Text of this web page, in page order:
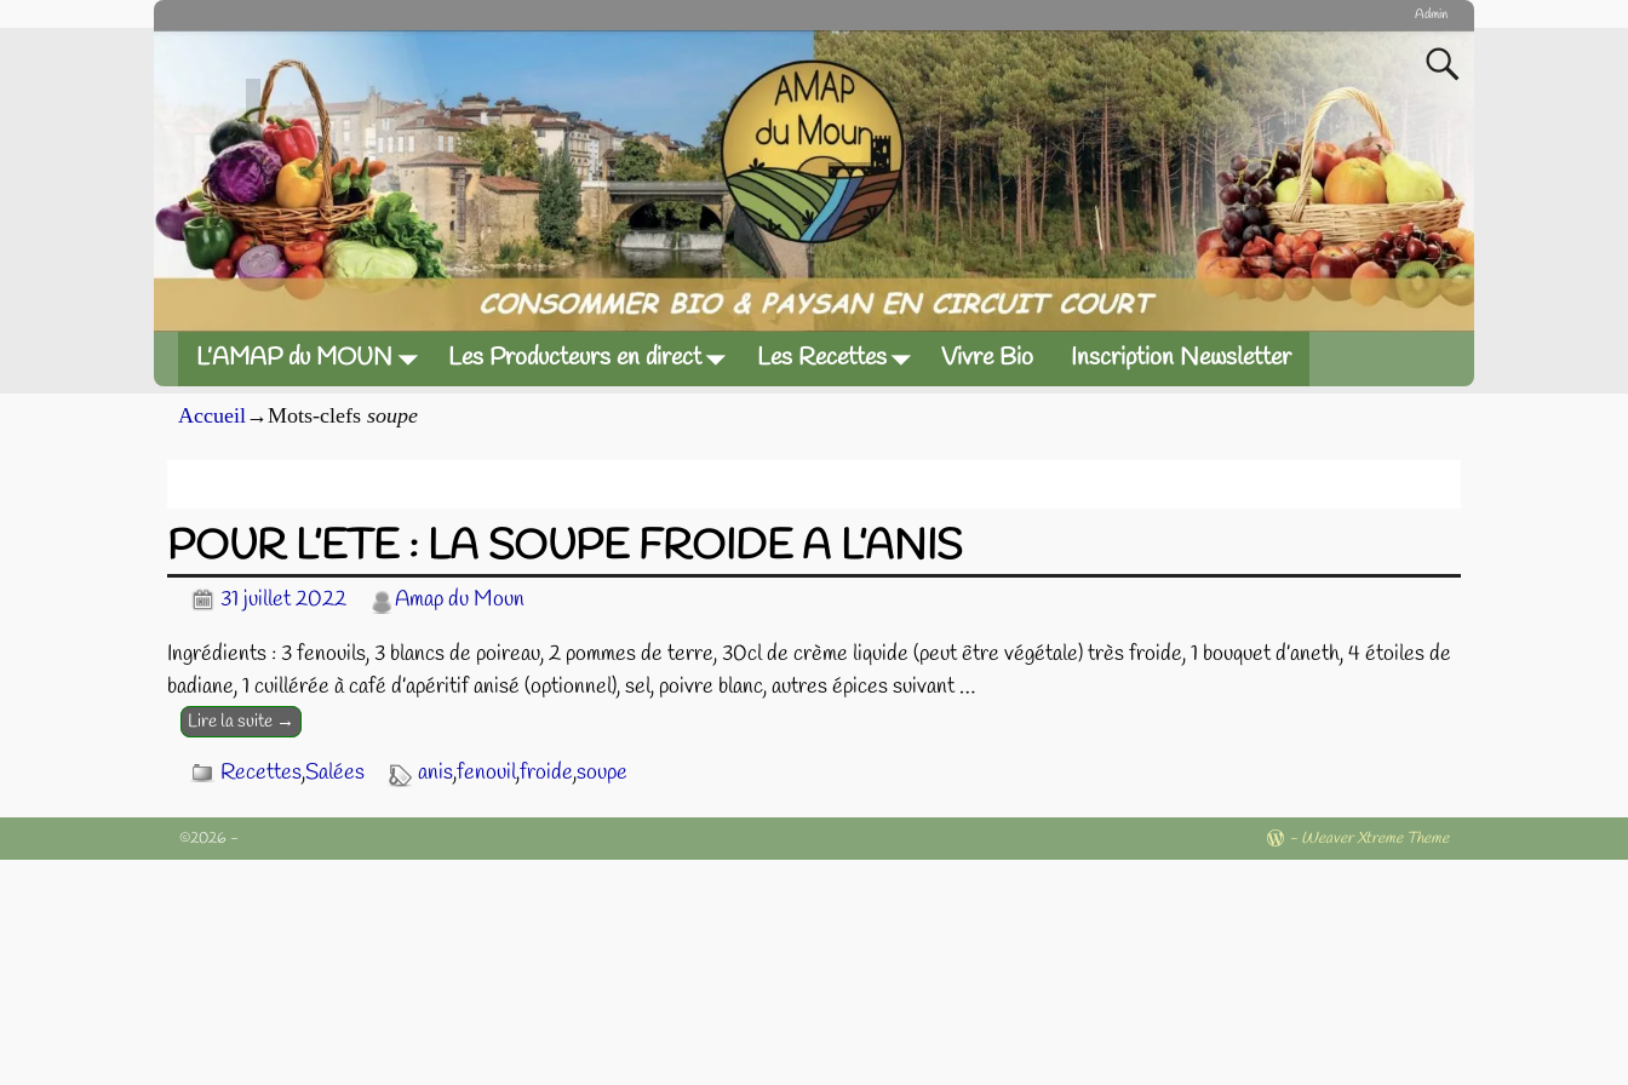
Admin
L’AMAP du MOUN Les Producteurs en direct Les Recettes Vivre Bio Inscription Newsletter
Accueil →Mots-clefs soupe
POUR L’ETE : LA SOUPE FROIDE A L’ANIS
31 juillet 2022
Amap du Moun
Ingrédients : 3 fenouils, 3 blancs de poireau, 2 pommes de terre, 30cl de crème liquide (peut être végétale) très froide, 1 bouquet d’aneth, 4 étoiles de
badiane, 1 cuillérée à café d’apéritif anisé (optionnel), sel, poivre blanc, autres épices suivant…
Lire la suite →
Recettes,Salées anis,fenouil,froide,soupe
©2026 - - Weaver Xtreme Theme